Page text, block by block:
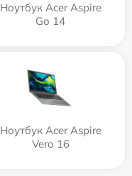
Ноутбук Acer Aspire
Go 14
Ноутбук Acer Aspire
Vero 16